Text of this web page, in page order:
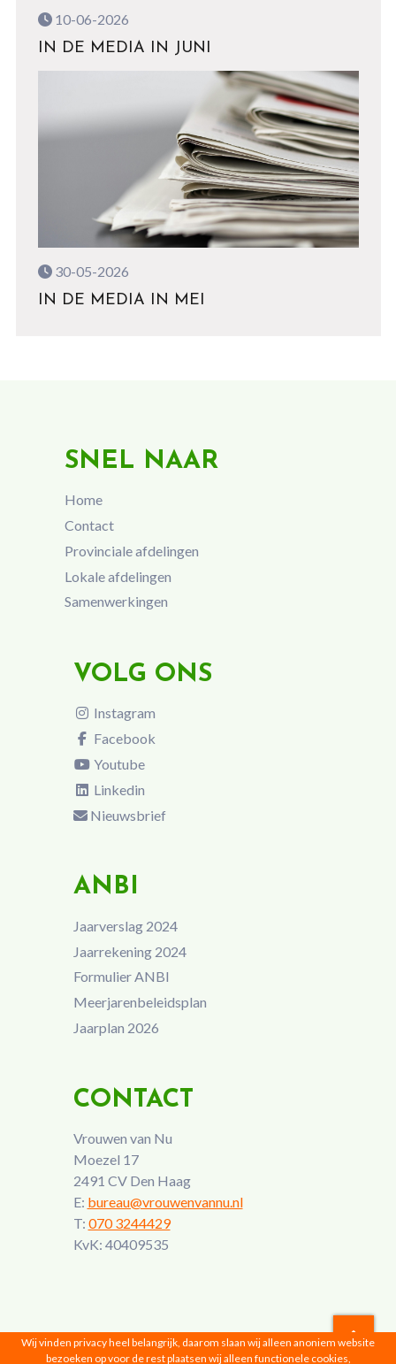
10-06-2026
IN DE MEDIA IN JUNI
30-05-2026
IN DE MEDIA IN MEI
SNEL NAAR
Home
Contact
Provinciale afdelingen
Lokale afdelingen
Samenwerkingen
VOLG ONS
Instagram
Facebook
Youtube
Linkedin
Nieuwsbrief
ANBI
Jaarverslag 2024
Jaarrekening 2024
Formulier ANBI
Meerjarenbeleidsplan
Jaarplan 2026
CONTACT
Vrouwen van Nu
Moezel 17
2491 CV Den Haag
E: bureau@vrouwenvannu.nl
T: 070 3244429
KvK: 40409535
Wij vinden privacy heel belangrijk, daarom slaan wij alleen anoniem website
bezoeken op voor de rest plaatsen wij alleen functionele cookies,